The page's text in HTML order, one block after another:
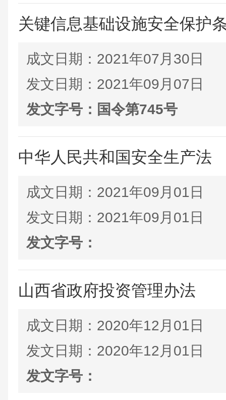
关键信息基础设施安全保护
成文日期： 2021年07月30日
发文日期： 2021年09月07日
发文字号： 国令第745号
中华人民共和国安全生产法
成文日期： 2021年09月01日
发文日期： 2021年09月01日
发文字号：
山西省政府投资管理办法
成文日期： 2020年12月01日
发文日期： 2020年12月01日
发文字号：